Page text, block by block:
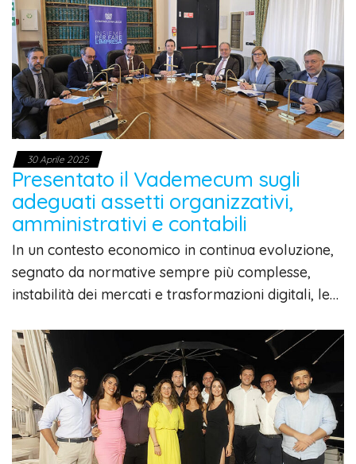
30 Aprile 2025
Presentato il Vademecum sugli
adeguati assetti organizzativi,
amministrativi e contabili
In un contesto economico in continua evoluzione,
segnato da normative sempre più complesse,
instabilità dei mercati e trasformazioni digitali, le…